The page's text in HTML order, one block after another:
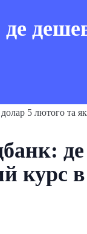
курс